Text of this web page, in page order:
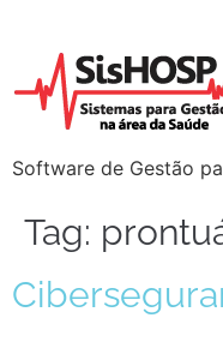
Software de Gestão
Tag: